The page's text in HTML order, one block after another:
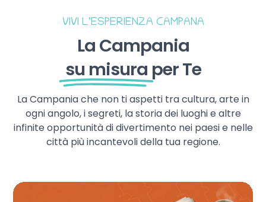
VIVI L’ESPERIENZA CAMPANA
La Campania
su misura per Te
La Campania che non ti aspetti tra cultura, arte in
ogni angolo, i segreti, la storia dei luoghi e altre
infinite opportunità di divertimento nei paesi e nelle
città più incantevoli della tua regione.